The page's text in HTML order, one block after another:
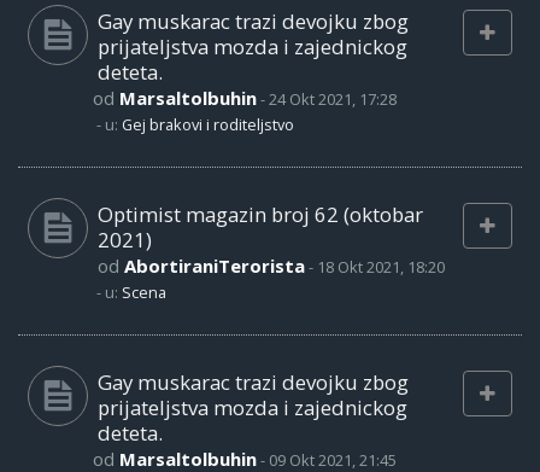
Gay muskarac trazi devojku zbog
prijateljstva mozda i zajednickog
deteta.
od Marsaltolbuhin-24 Okt 2021, 17:28
- u: Gej brakovi i roditeljstvo
Optimist magazin broj 62 (oktobar
2021)
od AbortiraniTerorista- 18 Okt 2021, 18:20
- u: Scena
Gay muskarac trazi devojku zbog
prijateljstva mozda i zajednickog
deteta.
od Marsaltolbuhin- 09 Okt 2021, 21:45